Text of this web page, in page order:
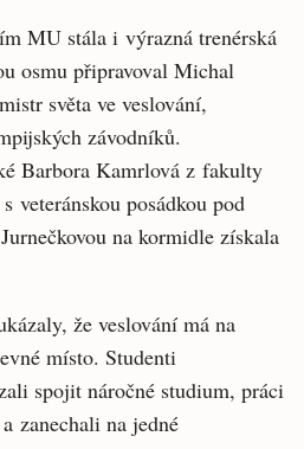
MU stála i výrazná trenérská
osmu připravoval Michal
světa ve veslování,
závodníků.
Barbora Kamrlová z fakulty
veteránskou posádkou pod
na kormidle získala
že veslování má na
místo. Studenti
spojit náročné studium, práci
zanechali na jedné